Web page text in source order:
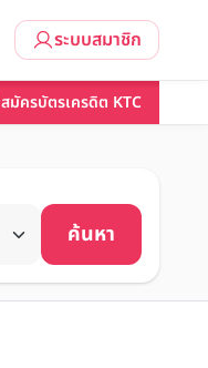
ระบบสมาชิก
สมัครบัตรเครดิต KTC
ค้นหา